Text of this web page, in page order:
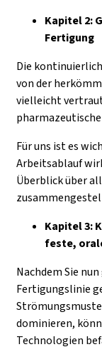
Kapitel 2:
Fertigung
Die
von der
vielleicht
Für uns ist es
Arbeitsablauf
Überblick über
Kapitel 3:
feste,
Nachdem Sie
Fertigungslinie
dominieren,
Technologien